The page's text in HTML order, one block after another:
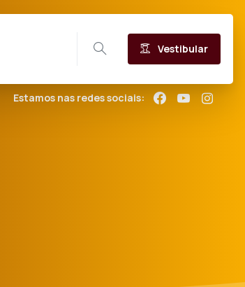
Vestibular
Estamos nas redes sociais: